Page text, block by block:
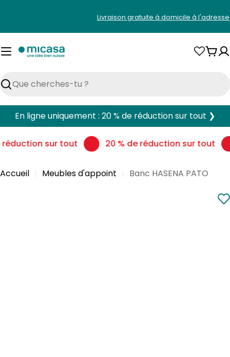
contenu
Livraison gratuite à domicile à
Rechercher
En ligne uniquement : 20 % de réduction sur tout ❯
sur tout 20 % de réduction sur tout
Accueil Meubles d'appoint Banc HASENA PATO